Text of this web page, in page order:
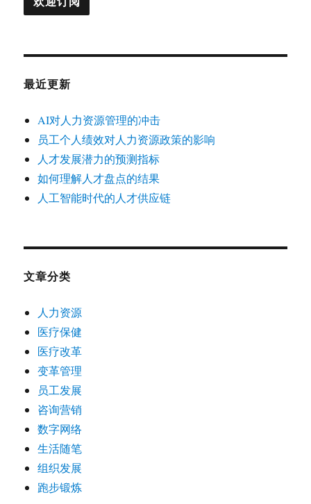
最近更新
AI对人力资源管理的冲击
员工个人绩效对人力资源政策的影响
人才发展潜力的预测指标
如何理解人才盘点的结果
人工智能时代的人才供应链
文章分类
人力资源
医疗保健
医疗改革
变革管理
员工发展
咨询营销
数字网络
生活随笔
组织发展
跑步锻炼